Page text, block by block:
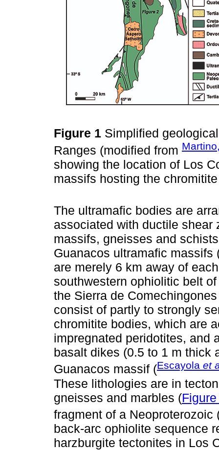
Figure 1 Simplified
Ranges (modified from
showing the location of Los
massifs hosting the
The ultramafic bodies are
associated with ductile
massifs, gneisses and
Guanacos ultramafic
are merely 6 km away of
southwestern ophiolitic belt
the Sierra de
consist of partly to strongly
chromitite bodies, which are
impregnated peridotites, and
basalt dikes (0.5 to 1 m thick
Guanacos massif (Escayola et
These lithologies are in
gneisses and marbles (
fragment of a
back-arc ophiolite sequence
harzburgite tectonites in Los